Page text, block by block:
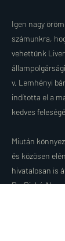
Igen nagy
számunkra,
vehettünk
v. Lemhényi
indította el a
kedves
Miután
és közösen
hivatalosan is
Dr. Riskó-